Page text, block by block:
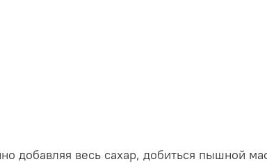
добавляя весь сахар, добиться пышной